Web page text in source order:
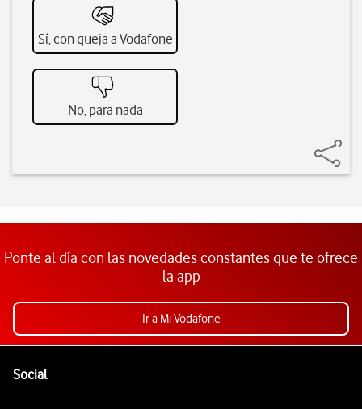
Sí, con queja a Vodafone
No, para nada
Ponte al día con las novedades constantes que te ofrece
la app
Ir a Mi Vodafone
SocialEnlaces a las redes sociales de Vodafone